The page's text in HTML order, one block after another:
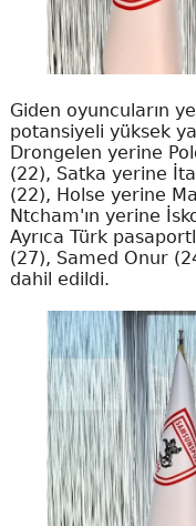
Giden oyuncuların
potansiyeli yüksek
Drongelen yerine
(22), Satka yerine
(22), Holse yerine
Ntcham'ın yerine
Ayrıca Türk
(27), Samed Onur
dahil edildi.